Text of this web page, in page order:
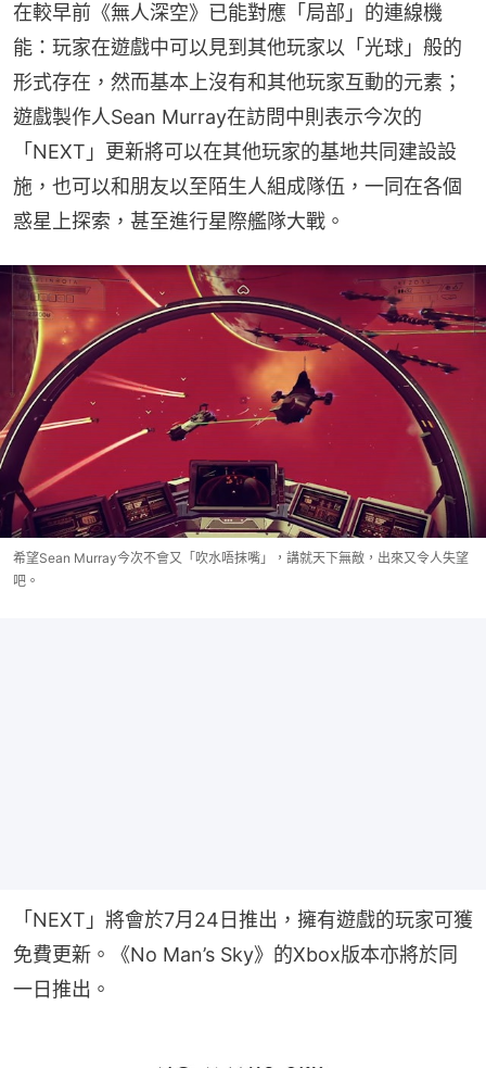
在較早前《無人深空》已能對應「局部」的連線機
能：玩家在遊戲中可以見到其他玩家以「光球」般的
形式存在，然而基本上沒有和其他玩家互動的元素；
遊戲製作人Sean Murray在訪問中則表示今次的
「NEXT」更新將可以在其他玩家的基地共同建設設
施，也可以和朋友以至陌生人組成隊伍，一同在各個
惑星上探索，甚至進行星際艦隊大戰。
希望Sean Murray今次不會又「吹水唔抹嘴」，講就天下無敵，出來又令人失望
吧。
「NEXT」將會於7月24日推出，擁有遊戲的玩家可獲
免費更新。《No Man’s Sky》的Xbox版本亦將於同
一日推出。